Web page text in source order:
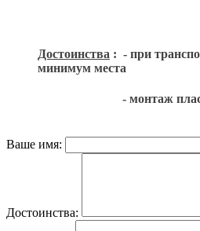
Достоинства : - при
минимум места
- монтаж
Ваше имя:
Достоинства: